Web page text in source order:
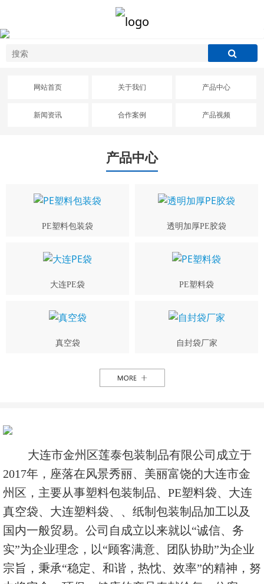
网站首页 关于我们 产品中心
新闻资讯 合作案例 产品视频
产品中心
PE塑料包装袋 透明加厚PE胶袋
大连PE袋 PE塑料袋
真空袋 自封袋厂家
大连市金州区莲泰包装制品有限公司成立于
2017年，座落在风景秀丽、美丽富饶的大连市金
州区，主要从事塑料包装制品、PE塑料袋、大连
真空袋、大连塑料袋、、纸制包装制品加工以及
国内一般贸易。公司自成立以来就以“诚信、务
实”为企业理念，以“顾客满意、团队协助”为企业
宗旨，秉承“稳定、和谐，热忱、效率”的精神，努